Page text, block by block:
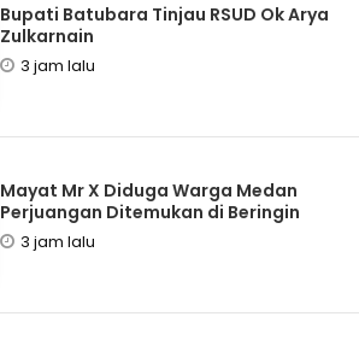
Bupati Batubara Tinjau RSUD Ok Arya
Zulkarnain
3 jam lalu
Mayat Mr X Diduga Warga Medan
Perjuangan Ditemukan di Beringin
3 jam lalu